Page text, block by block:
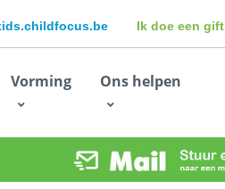
Ik doe een gift
Vorming Ons helpen